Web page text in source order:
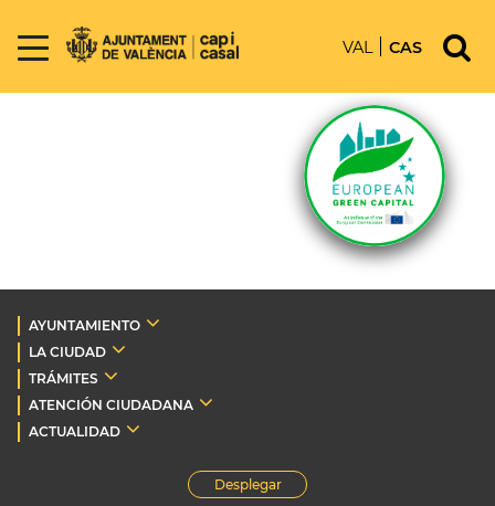
VAL CAS
AYUNTAMIENTO
LA CIUDAD
TRÁMITES
ATENCIÓN CIUDADANA
ACTUALIDAD
Desplegar